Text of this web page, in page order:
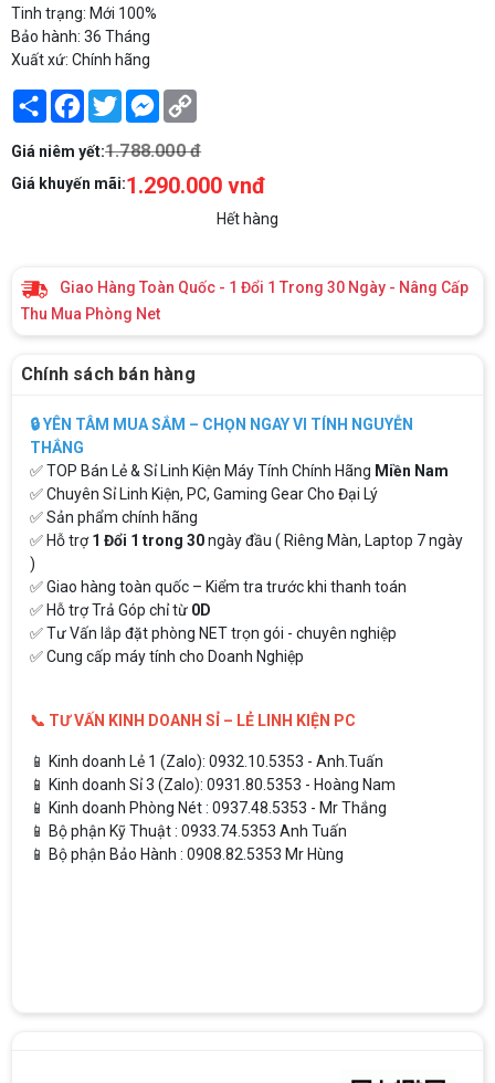
Tinh trạng: Mới 100%
Bảo hành: 36 Tháng
Xuất xứ: Chính hãng
Share Facebook
TwitterMessenger
Giá niêm yết:1.788.000 đ
Giá khuyến mãi:1.290.000 vnđ
Hết hàng
Giao Hàng Toàn Quốc - 1 Đổi 1 Trong 30 Ngày - Nâng Cấp
Thu Mua Phòng Net
Chính sách bán hàng
🔒 YÊN TÂM MUA SẮM – CHỌN NGAY VI TÍNH NGUYỄN
THẮNG
✅ TOP Bán Lẻ & Sỉ Linh Kiện Máy Tính Chính Hãng Miền Nam
✅ Chuyên Sỉ Linh Kiện, PC, Gaming Gear Cho Đại Lý
✅ Sản phẩm chính hãng
✅ Hỗ trợ1 Đổi 1 trong 30ngày đầu ( Riêng Màn, Laptop 7 ngày
)
✅ Giao hàng toàn quốc – Kiểm tra trước khi thanh toán
✅ Hỗ trợ Trả Góp chỉ từ 0D
✅ Tư Vấn lắp đặt phòng NET trọn gói - chuyên nghiệp
✅ Cung cấp máy tính cho Doanh Nghiệp
📞 TƯ VẤN KINH DOANH SỈ – LẺ LINH KIỆN PC
📱 Kinh doanh Lẻ 1 (Zalo): 0932.10.5353 - Anh.Tuấn
📱 Kinh doanh Sỉ 3 (Zalo): 0931.80.5353 - Hoàng Nam
📱 Kinh doanh Phòng Nét : 0937.48.5353 - Mr Thắng
📱 Bộ phận Kỹ Thuật : 0933.74.5353 Anh Tuấn
📱 Bộ phận Bảo Hành : 0908.82.5353 Mr Hùng